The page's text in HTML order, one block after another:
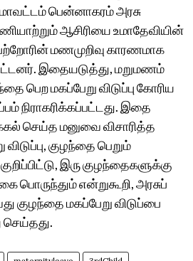
மாவட்டம் பென்னாகரம் அரசு
ஆசிரியை உமாதேவியின்
மணமுறிவு காரணமாக
இதையடுத்து, மறுமணம்
பெற மகப்பேறு விடுப்பு கோரிய
நிராகரிக்கப்பட்டது. இதை
செய்த மனுவை விசாரித்த
குழந்தை பெறும்
இரு குழந்தைகளுக்கு
பொருந்தும் என்றுகூறி, அரசுப்
குழந்தை மகப்பேறு விடுப்பை
செய்தது.